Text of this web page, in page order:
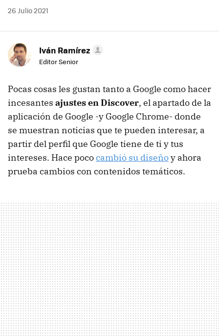
26 Julio 2021
Iván Ramírez
Editor Senior
Pocas cosas les gustan tanto a Google como hacer
incesantes ajustes en Discover, el apartado de la
aplicación de Google -y Google Chrome- donde
se muestran noticias que te pueden interesar, a
partir del perfil que Google tiene de ti y tus
intereses. Hace pococambió su diseñoy ahora
prueba cambios con contenidos temáticos.